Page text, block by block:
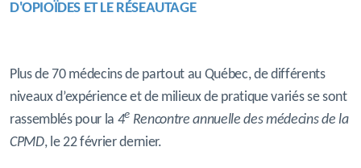
D'OPIOÏDES ET LE RÉSEAUTAGE
Plus de 70 médecins de partout au Québec, de différents
niveaux d’expérience et de milieux de pratique variés se sont
rassemblés pour la 4e Rencontre annuelle des médecins de la
CPMD, le 22 février dernier.